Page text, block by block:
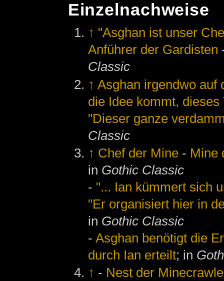
Einzelnachweise
↑ "Asghan ist unser
Anführer der Gardisten
Classic
↑ Asghan irgendwo auf
die Idee kommt,
"Dieser ganze
Classic
↑ Chef der Mine - Mine
in Gothic Classic
- "... Ian kümmert sich
"Er organisiert hier in
in Gothic Classic
-Asghan benötigt die
durch Ian erteilt; in
↑ - Nest der